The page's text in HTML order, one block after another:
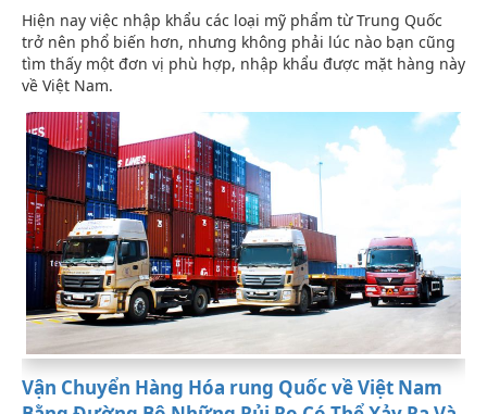
Hiện nay việc nhập khẩu các loại mỹ phẩm từ Trung Quốc
trở nên phổ biến hơn, nhưng không phải lúc nào bạn cũng
tìm thấy một đơn vị phù hợp, nhập khẩu được mặt hàng này
về Việt Nam.
Vận Chuyển Hàng Hóa rung Quốc về Việt Nam